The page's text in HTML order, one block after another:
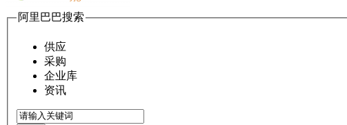
阿里巴巴搜索
供应
采购
企业库
资讯